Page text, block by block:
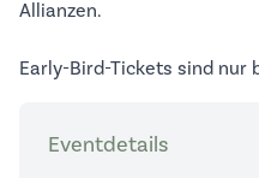
Allianzen.
Early-Bird-Tickets sind nur
Eventdetails